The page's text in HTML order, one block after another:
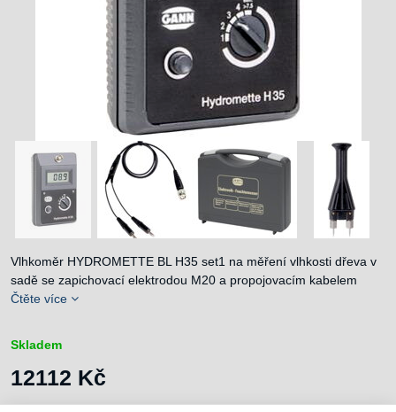
Vlhkoměr HYDROMETTE BL H35 set1 na měření vlhkosti dřeva v
sadě se zapichovací elektrodou M20 a propojovacím kabelem
Čtěte více
Skladem
12112 Kč